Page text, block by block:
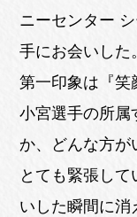
ニーセンター
手にお会いした
第一印象は『笑
小宮選手の所属
か、どんな方が
とても緊張し
いした瞬間に消